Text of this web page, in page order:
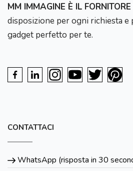
MM IMMAGINE È IL
disposizione per ogni richiesta
gadget perfetto per te.
CONTATTACI
WhatsApp (risposta in 30